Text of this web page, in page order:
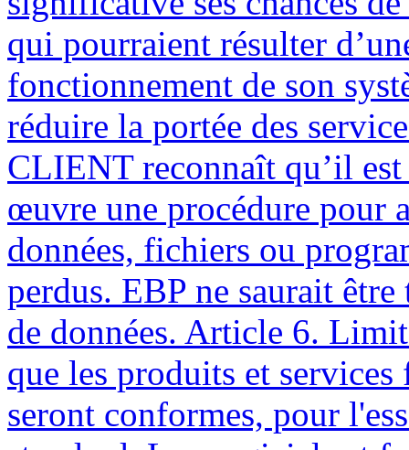
qui pourraient résulter
fonctionnement de son
réduire la portée des
CLIENT reconnaît qu’il est
œuvre une procédure pour
données, fichiers ou
perdus. EBP ne saurait être
de données. Article 6.
que les produits et services
seront conformes, pour